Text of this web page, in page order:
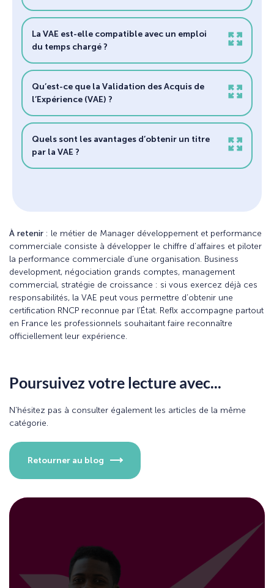
La VAE est-elle compatible avec un emploi
du temps chargé ?
Qu’est-ce que la Validation des Acquis de
l’Expérience (VAE) ?
Quels sont les avantages d’obtenir un titre
par la VAE ?
À retenir : le métier de Manager développement et performance
commerciale consiste à développer le chiffre d’affaires et piloter
la performance commerciale d’une organisation. Business
development, négociation grands comptes, management
commercial, stratégie de croissance : si vous exercez déjà ces
responsabilités, la VAE peut vous permettre d’obtenir une
certification RNCP reconnue par l’État. Reflx accompagne partout
en France les professionnels souhaitant faire reconnaître
officiellement leur expérience.
Poursuivez votre lecture avec...
N’hésitez pas à consulter également les articles de la même
catégorie.
Retourner au blog